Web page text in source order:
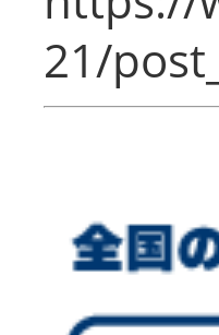
21/